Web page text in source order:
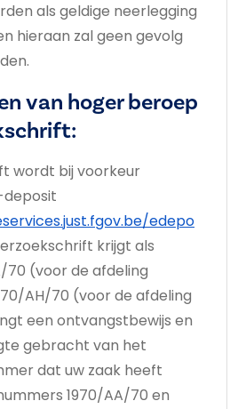
als geldige neerlegging
hieraan zal geen gevolg
van hoger beroep
wordt bij voorkeur
edepo
krijgt als
70 (voor de afdeling
AH/70 (voor de afdeling
een ontvangstbewijs en
gebracht van het
dat uw zaak heeft
1970/AA/70 en